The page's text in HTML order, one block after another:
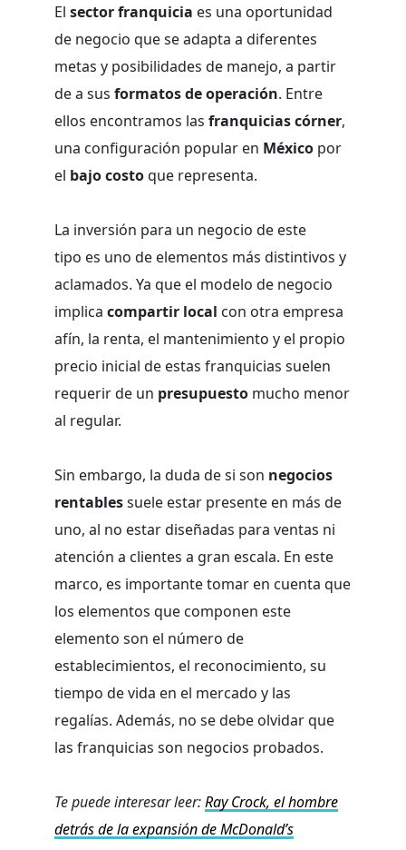
El sector franquicia es una oportunidad
de negocio que se adapta a diferentes
metas y posibilidades de manejo, a partir
de a sus formatos de operación. Entre
ellos encontramos las franquicias córner,
una configuración popular en México por
el bajo costoque representa.
La inversión para un negocio de este
tipo es uno de elementos más distintivos y
aclamados. Ya que el modelo de negocio
implica compartir local con otra empresa
afín, la renta, el mantenimiento y el propio
precio inicial de estas franquicias suelen
requerir de un presupuesto mucho menor
al regular.
Sin embargo, la duda de si son negocios
rentablessuele estar presente en más de
uno, al no estar diseñadas para ventas ni
atención a clientes a gran escala. En este
marco, es importante tomar en cuenta que
los elementos que componen este
elemento son el número de
establecimientos, el reconocimiento, su
tiempo de vida en el mercado y las
regalías. Además, no se debe olvidar que
las franquicias son negocios probados.
Te puede interesar leer:Ray Crock, el hombre
detrás de la expansión de McDonald’s